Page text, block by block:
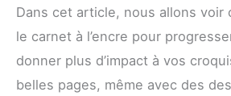
Dans cet article, nous allons voir
le carnet à l’encre pour
donner plus d’impact à vos
belles pages, même avec des